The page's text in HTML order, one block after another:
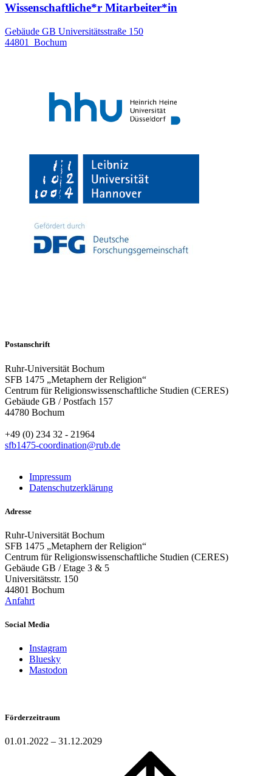
Wissenschaftliche*r Mitarbeiter*in
Gebäude GB Universitätsstraße 150
44801
Bochum
Postanschrift
Ruhr-Universität Bochum
SFB 1475 „Metaphern der Religion“
Centrum für Religionswissenschaftliche Studien (CERES)
Gebäude GB / Postfach 157
44780 Bochum
+49 (0) 234 32 - 21964
sfb1475-coordination@rub.de
Impressum
Datenschutzerklärung
Adresse
Ruhr-Universität Bochum
SFB 1475 „Metaphern der Religion“
Centrum für Religionswissenschaftliche Studien (CERES)
Gebäude GB / Etage 3 & 5
Universitätsstr. 150
44801 Bochum
Anfahrt
Social Media
Instagram
Bluesky
Mastodon
Förderzeitraum
01.01.2022 – 31.12.2029